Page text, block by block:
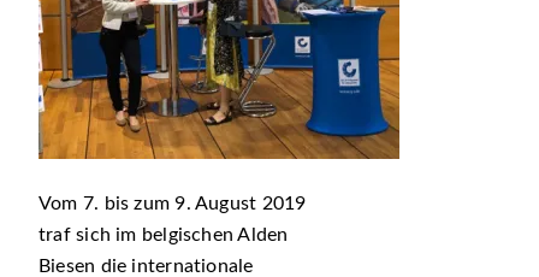
Vom 7. bis zum 9. August 2019
traf sich im belgischen Alden
Biesen die internationale